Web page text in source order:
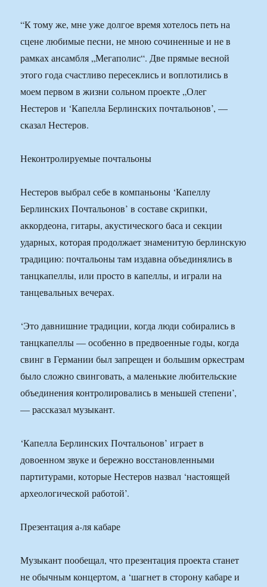
“К тому же, мне уже долгое время хотелось петь на
сцене любимые песни, не мною сочиненные и не в
рамках ансамбля „Мегаполис“. Две прямые весной
этого года счастливо пересеклись и воплотились в
моем первом в жизни сольном проекте „Олег
Нестеров и ‘Капелла Берлинских почтальонов’, —
сказал Нестеров.
Неконтролируемые почтальоны
Нестеров выбрал себе в компаньоны ‘Капеллу
Берлинских Почтальонов’ в составе скрипки,
аккордеона, гитары, акустического баса и секции
ударных, которая продолжает знаменитую берлинскую
традицию: почтальоны там издавна объединялись в
танцкапеллы, или просто в капеллы, и играли на
танцевальных вечерах.
‘Это давнишние традиции, когда люди собирались в
танцкапеллы — особенно в предвоенные годы, когда
свинг в Германии был запрещен и большим оркестрам
было сложно свинговать, а маленькие любительские
объединения контролировались в меньшей степени’,
— рассказал музыкант.
‘Капелла Берлинских Почтальонов’ играет в
довоенном звуке и бережно восстановленными
партитурами, которые Нестеров назвал ‘настоящей
археологической работой’.
Презентация а-ля кабаре
Музыкант пообещал, что презентация проекта станет
не обычным концертом, а ‘шагнет в сторону кабаре и